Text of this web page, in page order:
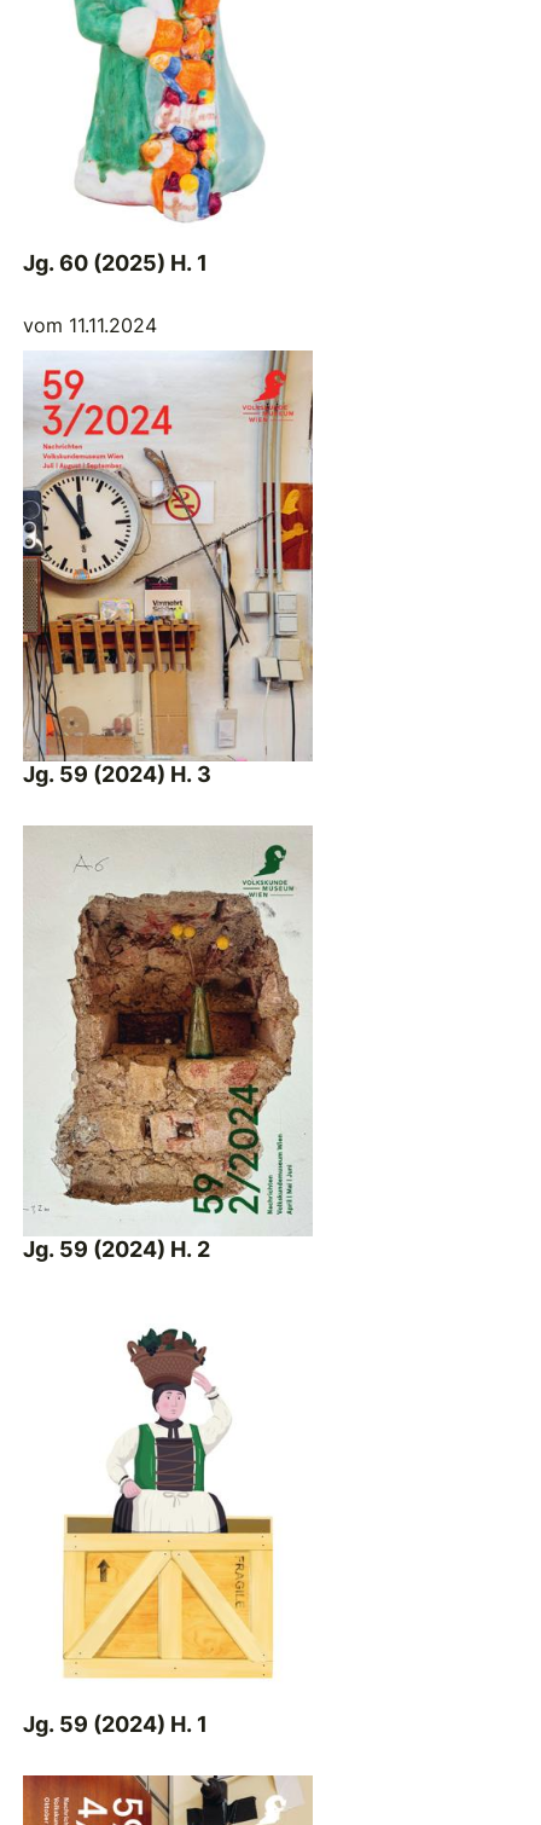
Jg. 60 (2025) H. 1
vom 11.11.2024
Jg. 59 (2024) H. 3
Jg. 59 (2024) H. 2
Jg. 59 (2024) H. 1